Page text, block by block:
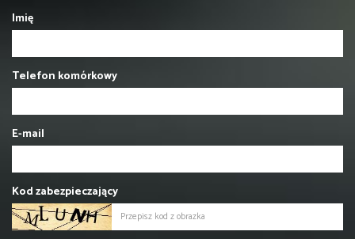
Imię
Telefon komórkowy
E-mail
Kod zabezpieczający